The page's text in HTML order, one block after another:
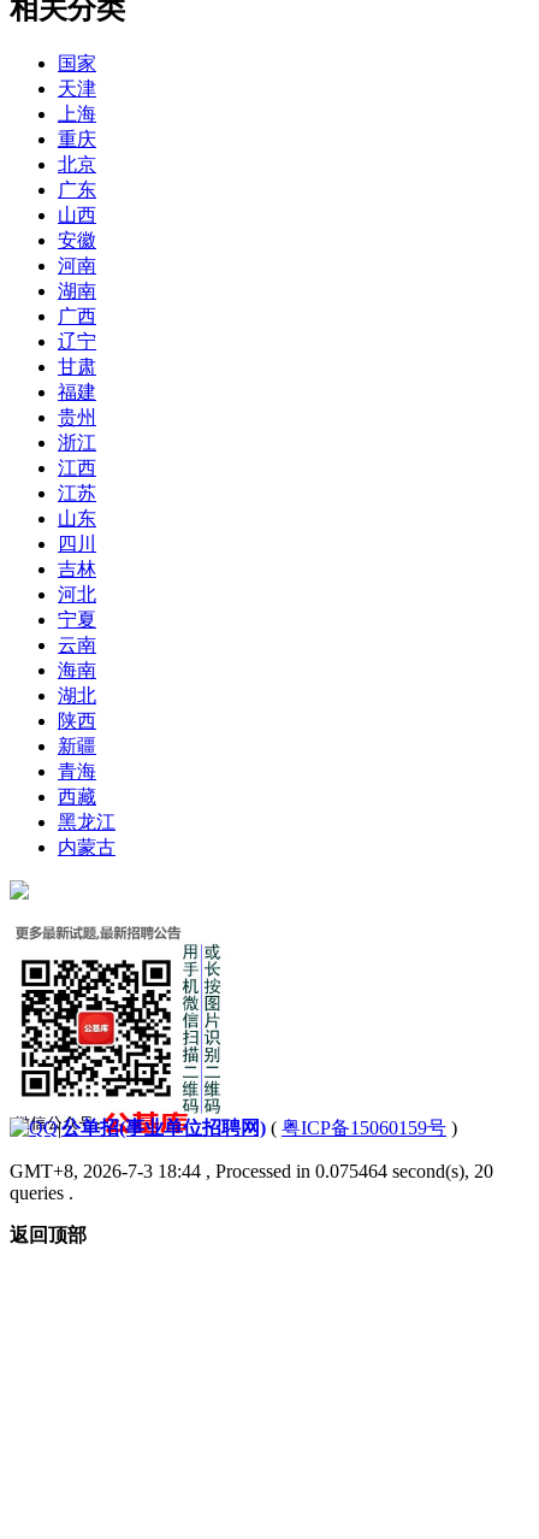
相关分类
国家
天津
上海
重庆
北京
广东
山西
安徽
河南
湖南
广西
辽宁
甘肃
福建
贵州
浙江
江西
江苏
山东
四川
吉林
河北
宁夏
云南
海南
湖北
陕西
新疆
青海
西藏
黑龙江
内蒙古
|公单招(事业单位招聘网) ( 粤ICP备15060159号 )
GMT+8, 2026-7-3 18:44 , Processed in 0.075464 second(s), 20
queries .
返回顶部